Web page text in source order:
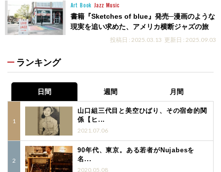
Art Book Jazz Music
書籍『Sketches of blue』発売─漫画のような
現実を追い求めた、アメリカ横断ジャズの旅
投稿日 : 2025.03.13 更新日 : 2025.09.03
ランキング
日間 週間 月間
山口組三代目と美空ひばり、その宿命的関
係【ヒ...
2021.07.06
90年代、東京。ある若者がNujabesを
名...
2020.05.08